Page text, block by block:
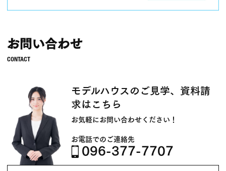
お問い合わせ
モデルハウスのご見学、資料請
求はこちら
お気軽にお問い合わせください！
お電話でのご連絡先
096-377-7707